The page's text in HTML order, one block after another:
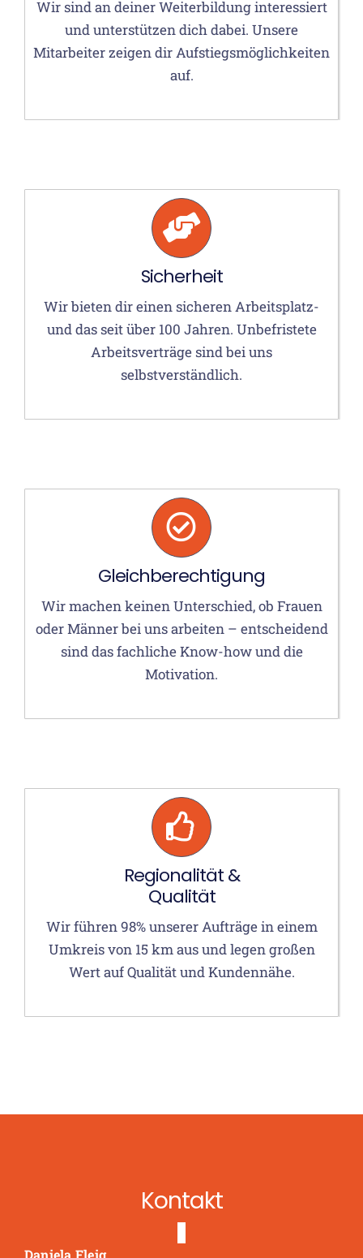
und unterstützen dich dabei. Unsere
Mitarbeiter zeigen dir Aufstiegsmöglichkeiten
auf.
Sicherheit
Wir bieten dir einen sicheren Arbeitsplatz-
und das seit über 100 Jahren. Unbefristete
Arbeitsverträge sind bei uns
selbstverständlich.
Gleichberechtigung
Wir machen keinen Unterschied, ob Frauen
oder Männer bei uns arbeiten – entscheidend
sind das fachliche Know-how und die
Motivation.
Regionalität &
Qualität
Wir führen 98% unserer Aufträge in einem
Umkreis von 15 km aus und legen großen
Wert auf Qualität und Kundennähe.
Kontakt
Daniela Fleig